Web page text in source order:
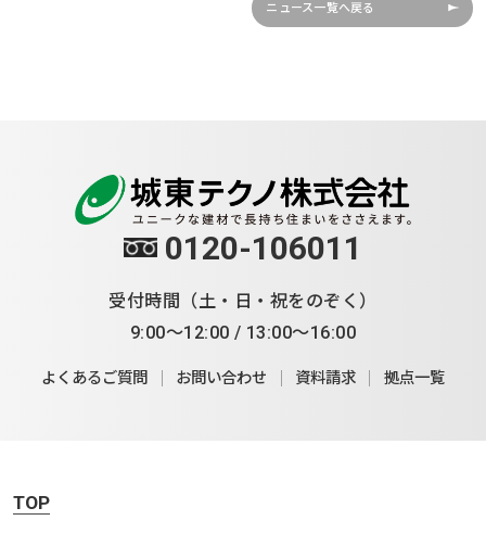
ニュース一覧へ戻る
0120-106011
受付時間（土・日・祝をのぞく）
9:00～12:00 / 13:00～16:00
よくあるご質問 お問い合わせ 資料請求 拠点一覧
TOP